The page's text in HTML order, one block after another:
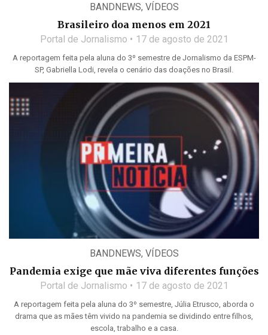
BANDNEWS, VÍDEOS
Brasileiro doa menos em 2021
Portal de Jornalismo 17 de agosto de 2021
A reportagem feita pela aluna do 3º semestre de Jornalismo da ESPM-
SP, Gabriella Lodi, revela o cenário das doações no Brasil.
BANDNEWS, VÍDEOS
Pandemia exige que mãe viva diferentes funções
Portal de Jornalismo 17 de agosto de 2021
A reportagem feita pela aluna do 3º semestre, Júlia Etrusco, aborda o
drama que as mães têm vivido na pandemia se dividindo entre filhos,
escola, trabalho e a casa.